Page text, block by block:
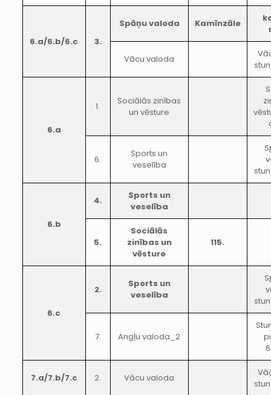
6.a/6.b/6.c 3.
Spāņu valoda Kamīnzāle
Vācu valoda
6.a
1.
Sociālās zinības
un vēsture
6.
Sports un
veselība
6.b
4.
Sports un
veselība
5.
Sociālās
zinības un
vēsture
115.
6.c
2.
Sports un
veselība
7. Angļu valoda_2
7.a/7.b/7.c 2. Vācu valoda